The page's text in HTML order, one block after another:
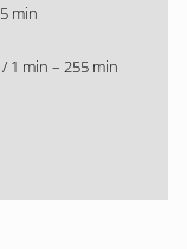
min
1 min – 255 min